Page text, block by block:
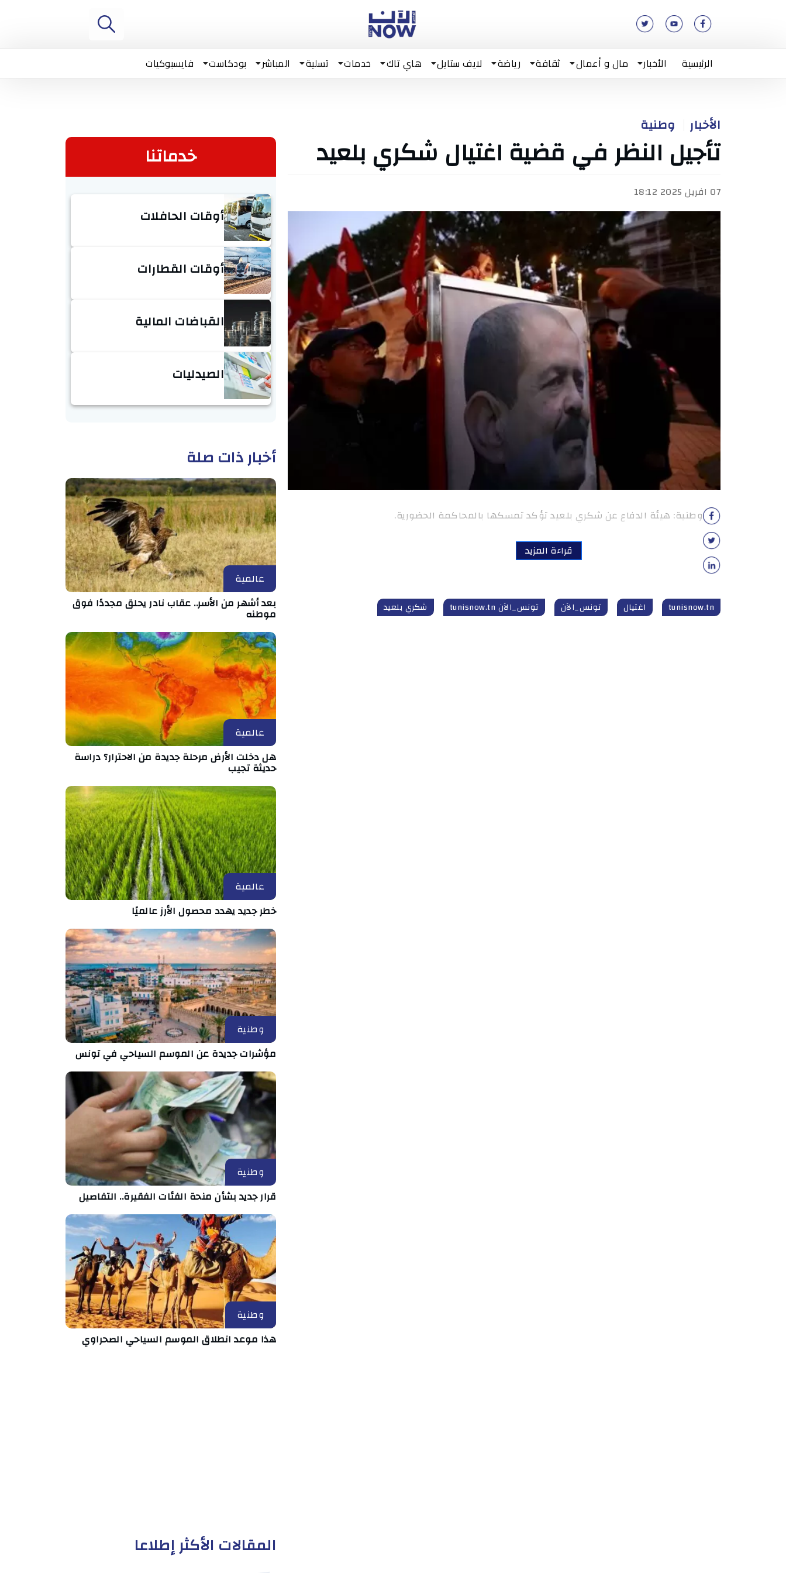
الرئيسية الأخبار مال و أعمال ثقافة رياضة لايف ستايل هاي تاك خدمات تسلية المباشر بودكاست فايسبوكيات
الأخبار وطنية
تأجيل النظر في قضية اغتيال شكري بلعيد
07 افريل 2025 18:12
وطنية: هيئة الدفاع عن شكري بلعيد تؤكد تمسكها بالمحاكمة الحضورية.
قراءة المزيد
tunisnow.tn اغتيال تونس_الآن تونس_الآن tunisnow.tn شكري بلعيد
خدماتنا
أوقات الحافلات
أوقات القطارات
القباضات المالية
الصيدليات
أخبار ذات صلة
عالمية
بعد أشهر من الأسر.. عقاب نادر يحلق مجددًا فوق
موطنه
عالمية
هل دخلت الأرض مرحلة جديدة من الاحترار؟ دراسة
حديثة تجيب
عالمية
خطر جديد يهدد محصول الأرز عالميًا
وطنية
مؤشرات جديدة عن الموسم السياحي في تونس
وطنية
قرار جديد بشأن منحة الفئات الفقيرة.. التفاصيل
وطنية
هذا موعد انطلاق الموسم السياحي الصحراوي
المقالات الأكثر إطلاعا